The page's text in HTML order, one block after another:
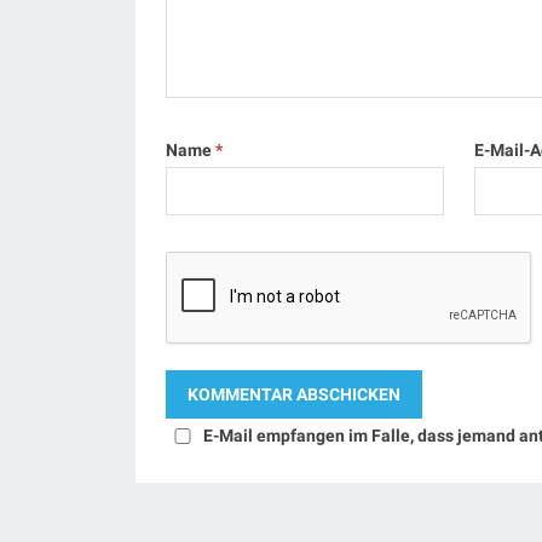
Name* E-Mail-
E-Mail empfangen im Falle, dass jemand